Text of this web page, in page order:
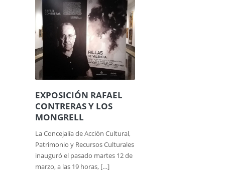
EXPOSICIÓN RAFAEL
CONTRERAS Y LOS
MONGRELL
La Concejalía de Acción Cultural,
Patrimonio y Recursos Culturales
inauguró el pasado martes 12 de
marzo, a las 19 horas, […]